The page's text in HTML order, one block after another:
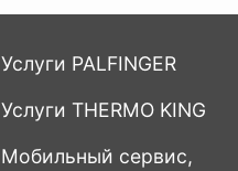
Услуги PALFINGER
Услуги THERMO KING
Мобильный сервис,